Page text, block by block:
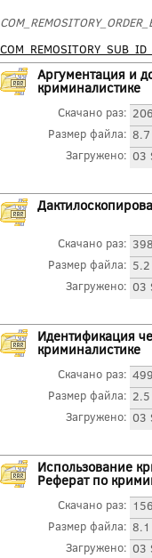
Аргументация и
криминалистике
Скачано раз: 206
Размер файла: 8.7
Загружено: 03
Скачано раз: 398
Размер файла:
Загружено: 03
Идентификация
криминалистике
Скачано раз: 499
Размер файла:
Загружено: 03
Использование
Реферат по
Скачано раз: 156
Размер файла: 8.1
Загружено: 03